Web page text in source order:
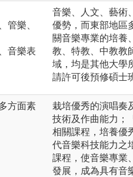
管樂、
音樂表
音樂、人文、藝術
優勢，而東部地區
關音樂專業的培養
教、特教、中教教
域，均是其他大學
請許可後預修碩士
方面素
栽培優秀的演唱奏
技術及作曲能力；
相關課程，培養優
代音樂科技能力之
課程，使音樂專業
發展，成為具有音